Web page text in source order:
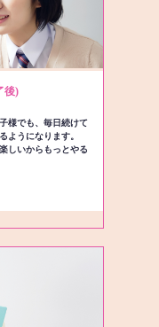
後)
様でも、毎日続けて
ようになります。
しいからもっとやる